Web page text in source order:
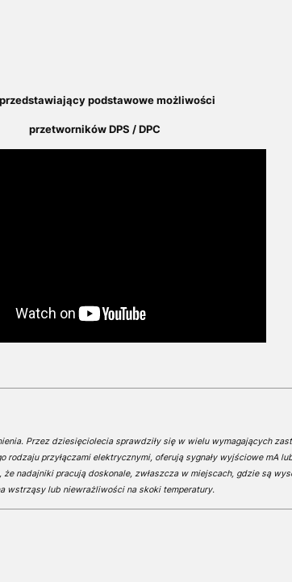
podstawowe możliwości
przetworników DPS / DPC
Przez dziesięciolecia sprawdziły się w wielu wymagających
przyłączami elektrycznymi, oferują sygnały wyjściowe mA
nadajniki pracują doskonale, zwłaszcza w miejscach, gdzie są
wstrząsy lub niewrażliwości na skoki temperatury.